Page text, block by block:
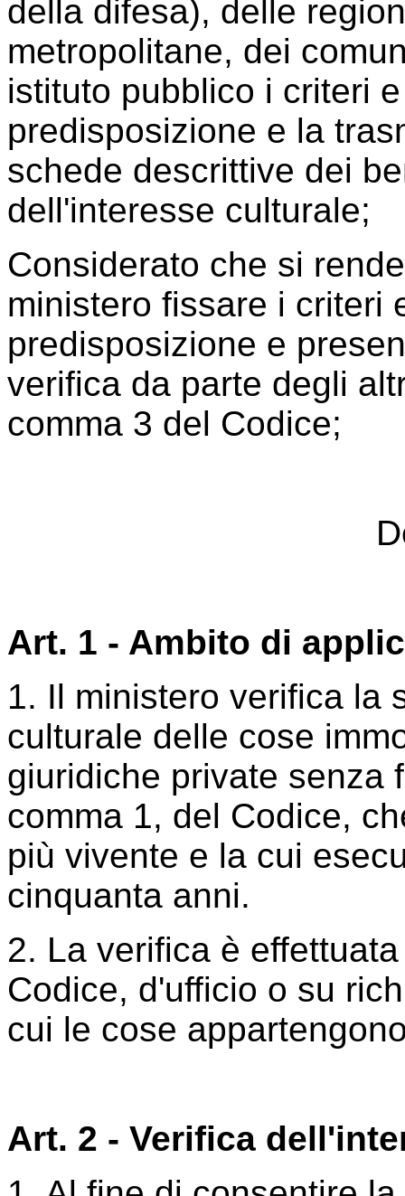
della difesa), delle
metropolitane, dei
istituto pubblico i criteri
predisposizione e la
schede descrittive dei
dell'interesse culturale;
Considerato che si
ministero fissare i criteri
predisposizione e
verifica da parte degli
comma 3 del Codice;
Art. 1 - Ambito di
1. Il ministero verifica la
culturale delle cose
giuridiche private senza
comma 1, del Codice,
più vivente e la cui
cinquanta anni.
2. La verifica è
Codice, d'ufficio o su
cui le cose
Art. 2 - Verifica